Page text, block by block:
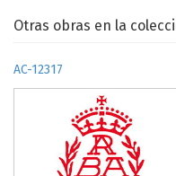
Otras obras en la
AC-12317